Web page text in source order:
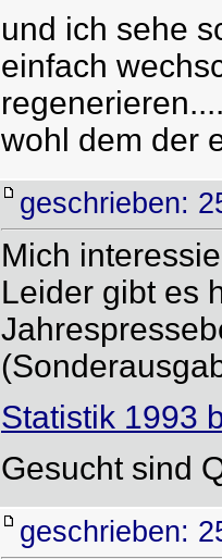
und ich sehe
einfach
wohl dem der
geschrieben:
Mich
Leider gibt es
Statistik 1993
Gesucht sind
geschrieben: